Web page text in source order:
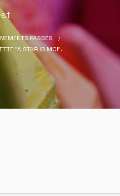
PASSÉS
"A STAR IS MOI".